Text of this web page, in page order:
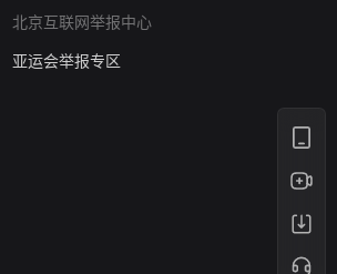
北京互联网举报中心
算法推荐专项举报
亚运会举报专区